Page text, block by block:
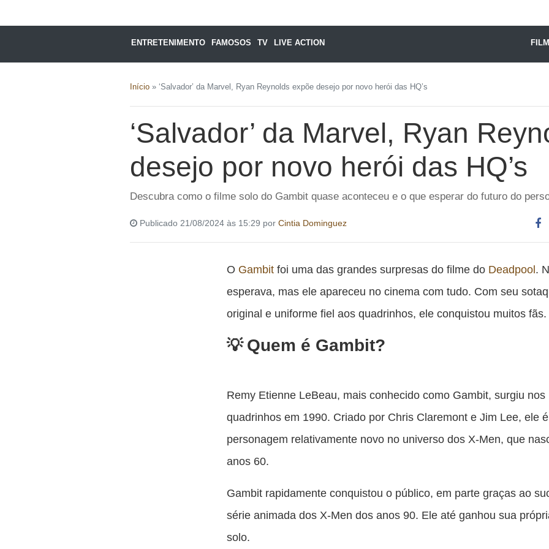
ENTRETENIMENTO FAMOSOS TV LIVE ACTION
Início » ‘Salvador’ da Marvel, Ryan Reynolds expõe desejo por novo herói das HQ’s
‘Salvador’ da Marvel, Ryan
desejo por novo herói das HQ’s
Descubra como o filme solo do Gambit quase aconteceu e o que esperar do futuro do
Publicado 21/08/2024 às 15:29 por Cintia Dominguez
O Gambit foi uma das grandes surpresas do filme do Deadpool.
esperava, mas ele apareceu no cinema com tudo. Com seu
original e uniforme fiel aos quadrinhos, ele conquistou muitos fãs.
Quem é Gambit?
Remy Etienne LeBeau, mais conhecido como Gambit, surgiu nos
quadrinhos em 1990. Criado por Chris Claremont e Jim Lee, ele
personagem relativamente novo no universo dos X-Men, que
anos 60.
Gambit rapidamente conquistou o público, em parte graças ao
série animada dos X-Men dos anos 90. Ele até ganhou sua
solo.